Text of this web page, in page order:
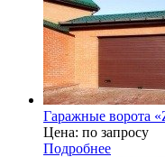
Гаражные ворота
Цена: по запросу
Подробнее